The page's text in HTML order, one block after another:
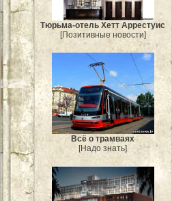
Тюрьма-отель Хетт Аррестуис
[Позитивные новости]
Всё о трамваях
[Надо знать]